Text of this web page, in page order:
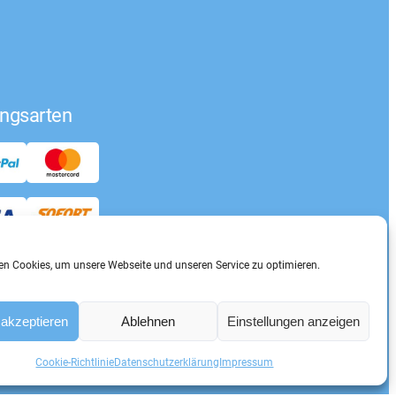
Cookies, um unsere Webseite und unseren Service zu optimieren.
Ablehnen Einstellungen anzeigen
Cookie-RichtlinieDatenschutzerklärung Impressum